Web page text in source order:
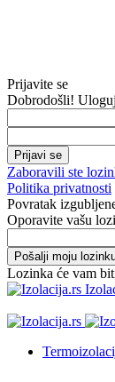
Prijavite se
Dobrodošli!
Zaboravili ste
Politika privatnosti
Povratak
Oporavite vašu
Lozinka će vam